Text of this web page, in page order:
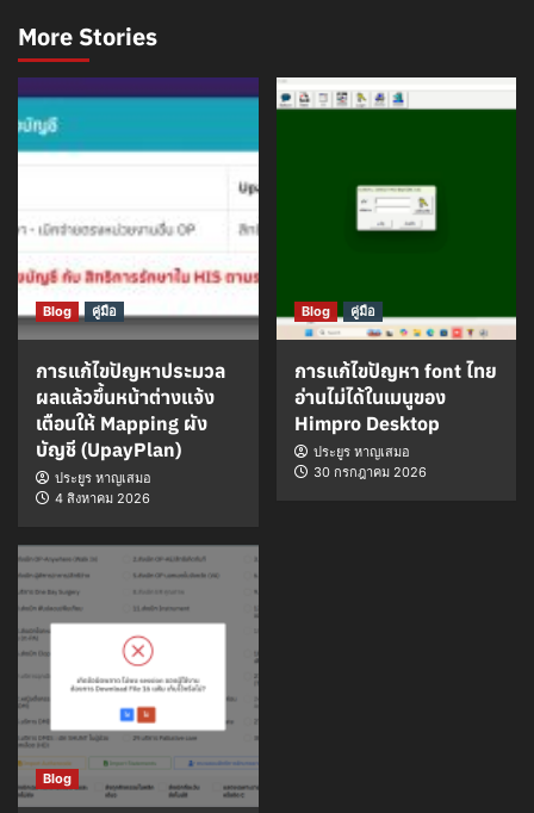
More Stories
Blog คู่มือ
การแก้ไขปัญหาประมวล
ผลแล้วขึ้นหน้าต่างแจ้ง
เตือนให้ Mapping ผัง
บัญชี (UpayPlan)
ประยูร หาญเสมอ
4 สิงหาคม 2026
Blog คู่มือ
การแก้ไขปัญหา font ไทย
อ่านไม่ได้ในเมนูของ
Himpro Desktop
ประยูร หาญเสมอ
30 กรกฎาคม 2026
Blog